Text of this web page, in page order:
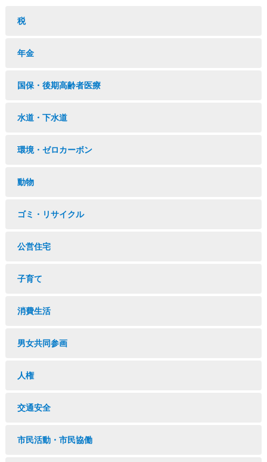
税
年金
国保・後期高齢者医療
水道・下水道
環境・ゼロカーボン
動物
ゴミ・リサイクル
公営住宅
子育て
消費生活
男女共同参画
人権
交通安全
市民活動・市民協働